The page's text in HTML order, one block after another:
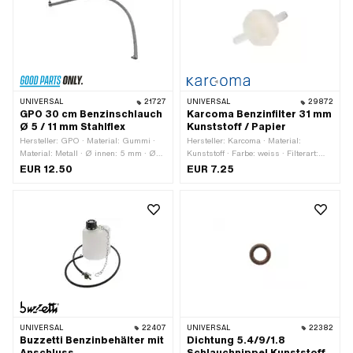
UNIVERSAL 21727
GPO 30 cm Benzinschlauch
Ø 5 / 11 mm Stahlflex
Hersteller: GPO · Material: Gummi ·
Material: Metall · Ø innen: 5 mm · Ø
aussen: 11 mm · Gesamtlänge: 300
EUR 12.50
UNIVERSAL 29872
Karcoma Benzinfilter 31 mm
Kunststoff / Papier
Hersteller: Karcoma · Material:
Kunststoff · Farbe: weiss · Filterart:
Filterpapier · Ø aussen: 31 mm ·
EUR 7.25
UNIVERSAL 22407
Buzzetti Benzinbehälter mit
UNIVERSAL 22382
Dichtung 5.4/9/1.8